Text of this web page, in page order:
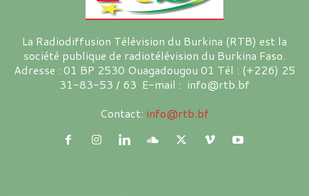
La Radiodiffusion Télévision du Burkina (RTB) est la
société publique de radiotélévision du Burkina Faso.
Adresse : 01 BP 2530 Ouagadougou 01 Tél : (+226) 25
31-83-53 / 63 E-mail : info@rtb.bf
Contact: info@rtb.bf